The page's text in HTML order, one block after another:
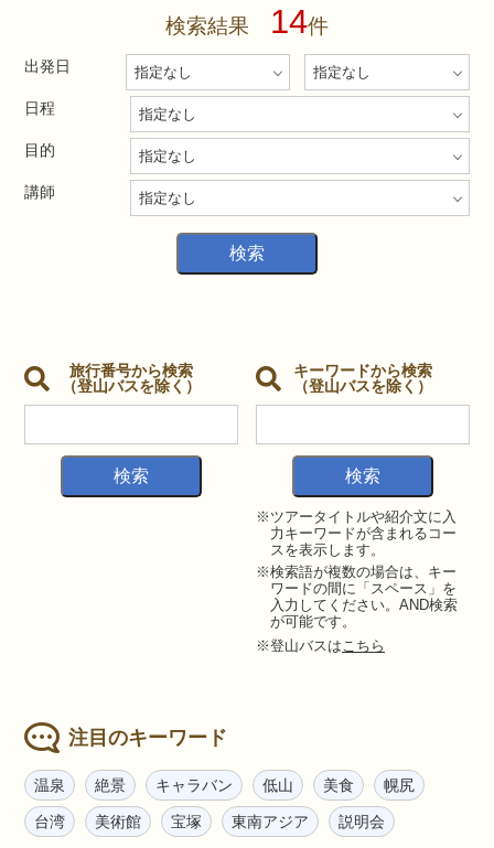
検索結果 14件
出発日
日程
目的
講師
旅行番号から検索
（登山バスを除く）
キーワードから検索
（登山バスを除く）
※ツアータイトルや紹介文に入
力キーワードが含まれるコー
スを表示します。
※検索語が複数の場合は、キー
ワードの間に「スペース」を
入力してください。AND検索
が可能です。
※登山バスは こちら
注目のキーワード
温泉 絶景 キャラバン 低山 美食 幌尻
台湾 美術館 宝塚 東南アジア 説明会